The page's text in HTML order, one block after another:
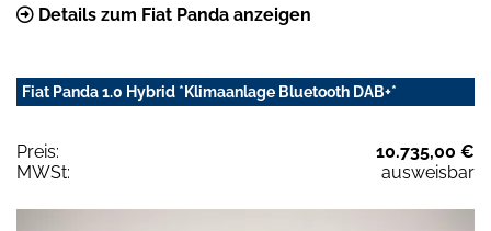
Details zum Fiat Panda anzeigen
Fiat Panda 1.0 Hybrid *Klimaanlage Bluetooth DAB+*
Preis:
10.735,00 €
MWSt:
ausweisbar